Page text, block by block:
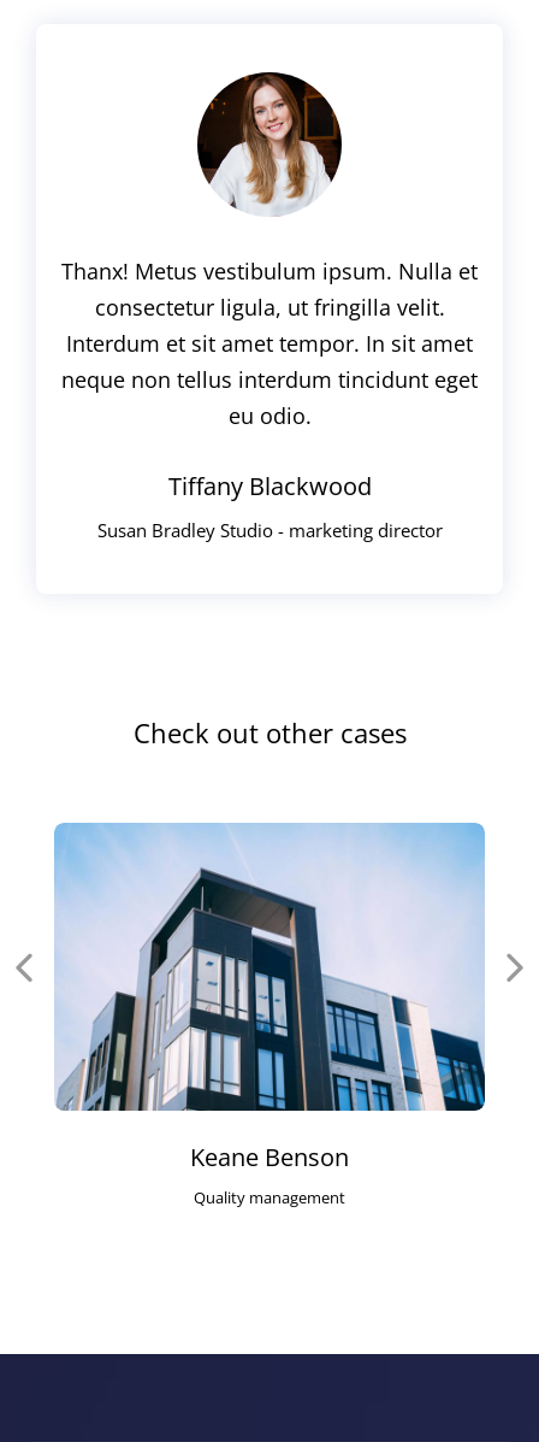
Thanx! Metus vestibulum ipsum. Nulla et
consectetur ligula, ut fringilla velit.
Interdum et sit amet tempor. In sit amet
neque non tellus interdum tincidunt eget
eu odio.
Tiffany Blackwood
Susan Bradley Studio - marketing director
Check out other cases
Keane Benson
Quality management